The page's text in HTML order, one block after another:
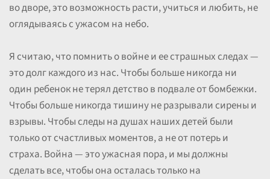
во дворе, это возможность расти, учиться и любить, не
оглядываясь с ужасом на небо.
Я считаю, что помнить о войне и ее страшных следах —
это долг каждого из нас. Чтобы больше никогда ни
один ребенок не терял детство в подвале от бомбежки.
Чтобы больше никогда тишину не разрывали сирены и
взрывы. Чтобы следы на душах наших детей были
только от счастливых моментов, а не от потерь и
страха. Война — это ужасная пора, и мы должны
сделать все, чтобы она осталась только на